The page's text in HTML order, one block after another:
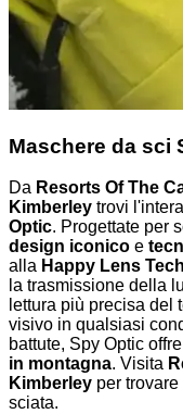
Maschere da sci
Da Resorts Of The
Kimberley trovi
Optic. Progettate per
design iconico e
alla Happy Lens
la trasmissione della
lettura più precisa del
visivo in qualsiasi
battute, Spy Optic offre
in montagna. Visita
Kimberley per
sciata.